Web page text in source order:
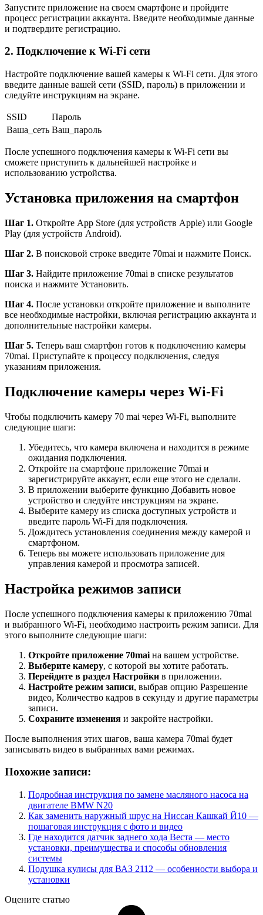
Запустите приложение на своем смартфоне и пройдите
процесс регистрации аккаунта. Введите необходимые данные
и подтвердите регистрацию.
2. Подключение к Wi-Fi сети
Настройте подключение вашей камеры к Wi-Fi сети. Для этого
введите данные вашей сети (SSID, пароль) в приложении и
следуйте инструкциям на экране.
SSID
Пароль
Ваша_сеть Ваш_пароль
После успешного подключения камеры к Wi-Fi сети вы
сможете приступить к дальнейшей настройке и
использованию устройства.
Установка приложения на смартфон
Шаг 1. Откройте App Store (для устройств Apple) или Google
Play (для устройств Android).
Шаг 2. В поисковой строке введите 70mai и нажмите Поиск.
Шаг 3. Найдите приложение 70mai в списке результатов
поиска и нажмите Установить.
Шаг 4. После установки откройте приложение и выполните
все необходимые настройки, включая регистрацию аккаунта и
дополнительные настройки камеры.
Шаг 5. Теперь ваш смартфон готов к подключению камеры
70mai. Приступайте к процессу подключения, следуя
указаниям приложения.
Подключение камеры через Wi-Fi
Чтобы подключить камеру 70 mai через Wi-Fi, выполните
следующие шаги:
Убедитесь, что камера включена и находится в режиме
ожидания подключения.
Откройте на смартфоне приложение 70mai и
зарегистрируйте аккаунт, если еще этого не сделали.
В приложении выберите функцию Добавить новое
устройство и следуйте инструкциям на экране.
Выберите камеру из списка доступных устройств и
введите пароль Wi-Fi для подключения.
Дождитесь установления соединения между камерой и
смартфоном.
Теперь вы можете использовать приложение для
управления камерой и просмотра записей.
Настройка режимов записи
После успешного подключения камеры к приложению 70mai
и выбранного Wi-Fi, необходимо настроить режим записи. Для
этого выполните следующие шаги:
Откройте приложение 70mai на вашем устройстве.
Выберите камеру, с которой вы хотите работать.
Перейдите в раздел Настройки в приложении.
Настройте режим записи, выбрав опцию Разрешение
видео, Количество кадров в секунду и другие параметры
записи.
Сохраните изменения и закройте настройки.
После выполнения этих шагов, ваша камера 70mai будет
записывать видео в выбранных вами режимах.
Похожие записи:
Подробная инструкция по замене масляного насоса на
двигателе BMW N20
Как заменить наружный шрус на Ниссан Кашкай Й10 —
пошаговая инструкция с фото и видео
Где находится датчик заднего хода Веста — место
установки, преимущества и способы обновления
системы
Подушка кулисы для ВАЗ 2112 — особенности выбора и
установки
Оцените статью